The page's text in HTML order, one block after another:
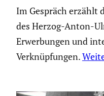
Im Gespräch erzählt
des Herzog-Anton-
Erwerbungen und
Verknüpfungen.